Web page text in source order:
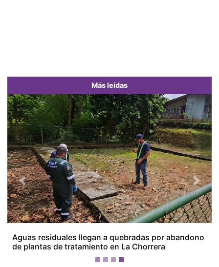
Más leídas
Concluye juicio por el femicidio de Doris Franco;
tribunal decidirá el futuro del acusado
Previous Next